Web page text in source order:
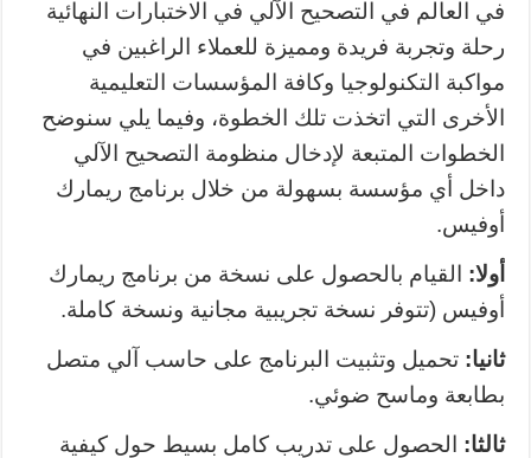
في العالم في التصحيح الآلي في الاختبارات النهائية
رحلة وتجربة فريدة ومميزة للعملاء الراغبين في
مواكبة التكنولوجيا وكافة المؤسسات التعليمية
الأخرى التي اتخذت تلك الخطوة، وفيما يلي سنوضح
الخطوات المتبعة لإدخال منظومة التصحيح الآلي
داخل أي مؤسسة بسهولة من خلال برنامج ريمارك
أوفيس.
أولا:
القيام بالحصول على نسخة من برنامج ريمارك
أوفيس (تتوفر نسخة تجريبية مجانية ونسخة كاملة.
ثانيا: تحميل وتثبيت البرنامج على حاسب آلي متصل
بطابعة وماسح ضوئي.
ثالثا: الحصول على تدريب كامل بسيط حول كيفية